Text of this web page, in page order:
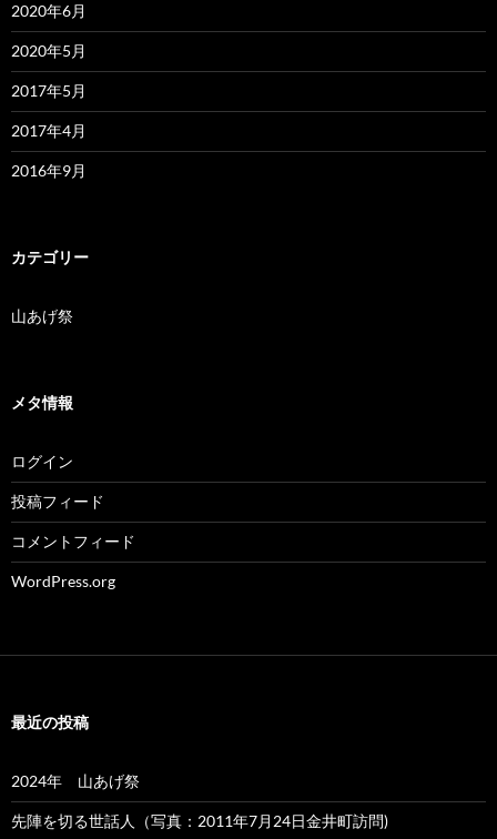
2020年6月
2020年5月
2017年5月
2017年4月
2016年9月
カテゴリー
山あげ祭
メタ情報
ログイン
投稿フィード
コメントフィード
WordPress.org
最近の投稿
2024年 山あげ祭
先陣を切る世話人（写真：2011年7月24日金井町訪問)